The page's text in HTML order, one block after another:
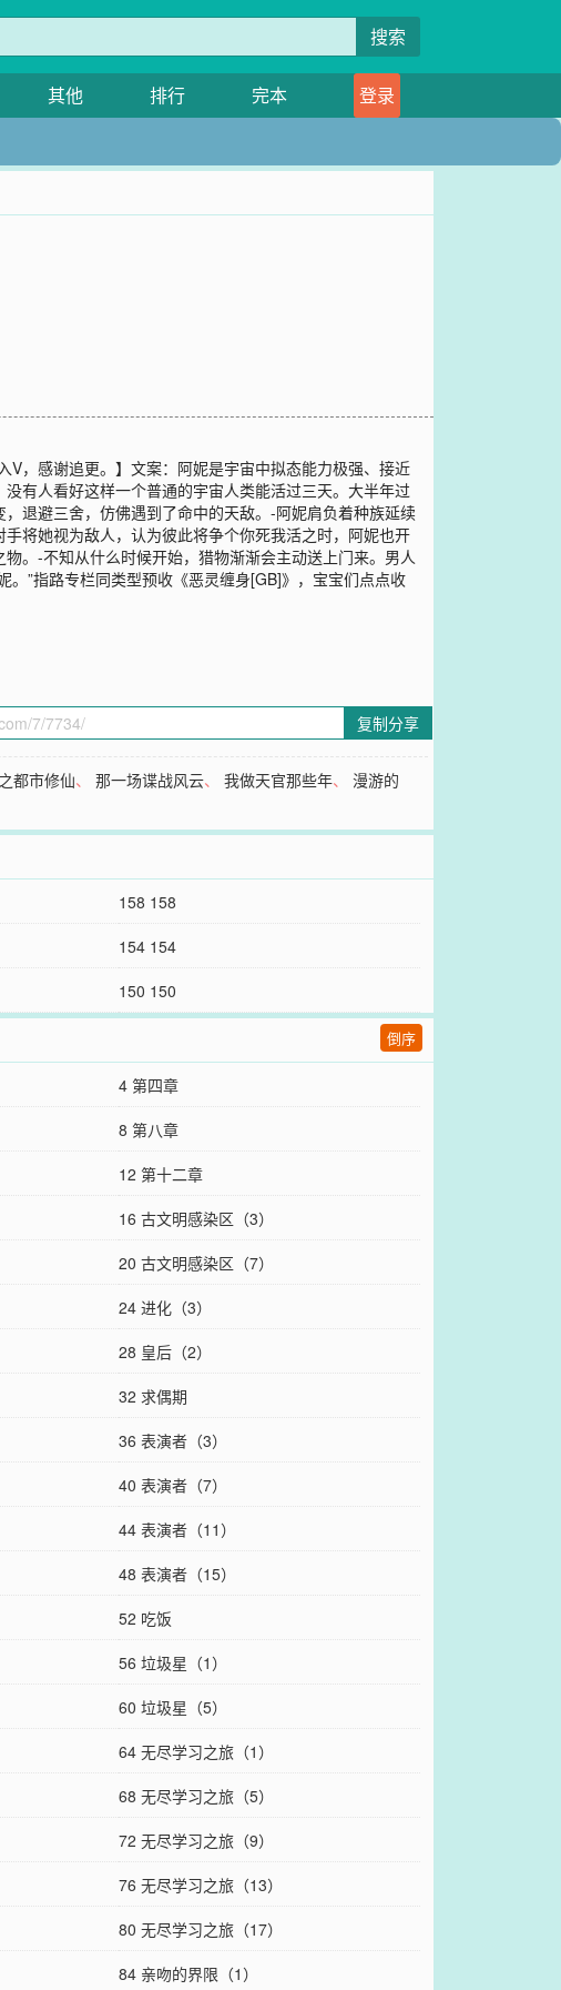
搜索
其他 排行 完本
登录
V，感谢追更。】文案：阿妮是宇宙中拟态能力极强、接近
有人看好这样一个普通的宇宙人类能活过三天。大半年过
退避三舍，仿佛遇到了命中的天敌。-阿妮肩负着种族延续
将她视为敌人，认为彼此将争个你死我活之时，阿妮也开
。-不知从什么时候开始，猎物渐渐会主动送上门来。男人
”指路专栏同类型预收《恶灵缠身[GB]》，宝宝们点点收
复制分享
都市修仙、那一场谍战风云、我做天官那些年、漫游的
158 158
154 154
150 150
倒序
4 第四章
8 第八章
12 第十二章
16 古文明感染区（3）
20 古文明感染区（7）
24 进化（3）
28 皇后（2）
32 求偶期
36 表演者（3）
40 表演者（7）
44 表演者（11）
48 表演者（15）
52 吃饭
56 垃圾星（1）
60 垃圾星（5）
64 无尽学习之旅（1）
68 无尽学习之旅（5）
72 无尽学习之旅（9）
76 无尽学习之旅（13）
80 无尽学习之旅（17）
84 亲吻的界限（1）